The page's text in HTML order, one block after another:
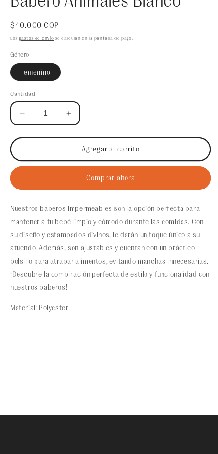
Precio
habitual
$40.000 COP
Los gastos de envío se calculan en la pantalla de pago.
Género
Femenino
Cantidad
Reducir
cantidad
para
Animales
Blanco
Aumentar
cantidad
para
Babero
Animales
Blanco
Agregar al carrito
Comprar ahora
Nuestros baberos impermeables son la opción perfecta para
mantener a tu bebé limpio y cómodo durante las comidas. Con
su diseño y estampados divinos, le darán un toque único a su
atuendo. Además, son ajustables y cuentan con un práctico
bolsillo para atrapar alimentos, evitando manchas innecesarias.
¡Descubre la combinación perfecta de estilo y funcionalidad con
nuestros baberos!
Material: Polyester